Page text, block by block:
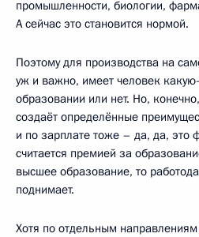
промышленности, биологии,
А сейчас это становится нормой.
Поэтому для производства на
уж и важно, имеет человек
образовании или нет. Но,
создаёт определённые
и по зарплате тоже – да, да, это
считается премией за
высшее образование, то
поднимает.
Хотя по отдельным направлениям